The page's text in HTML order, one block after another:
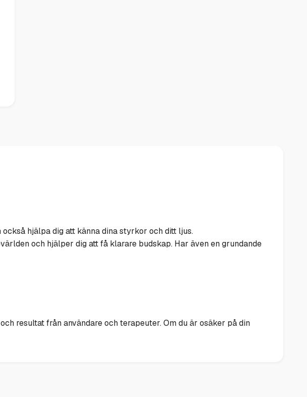
hjälpa dig att känna dina styrkor och ditt ljus.
och hjälper dig att få klarare budskap. Har även en grundande
resultat från användare och terapeuter. Om du är osäker på din